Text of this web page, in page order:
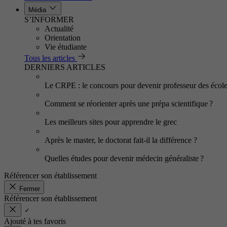
Média
S’INFORMER
Actualité
Orientation
Vie étudiante
Tous les articles
DERNIERS ARTICLES
Le CRPE : le concours pour devenir professeur des
Comment se réorienter après une prépa scientifique ?
Les meilleurs sites pour apprendre le grec
Après le master, le doctorat fait-il la différence ?
Quelles études pour devenir médecin généraliste ?
Référencer son établissement
Fermer
Référencer son établissement
Ajouté à tes favoris